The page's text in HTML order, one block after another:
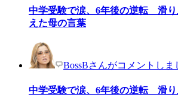
中学受験で涙、6年後の逆転 滑
えた母の言葉
BossBさんがコメントしま
中学受験で涙、6年後の逆転 滑